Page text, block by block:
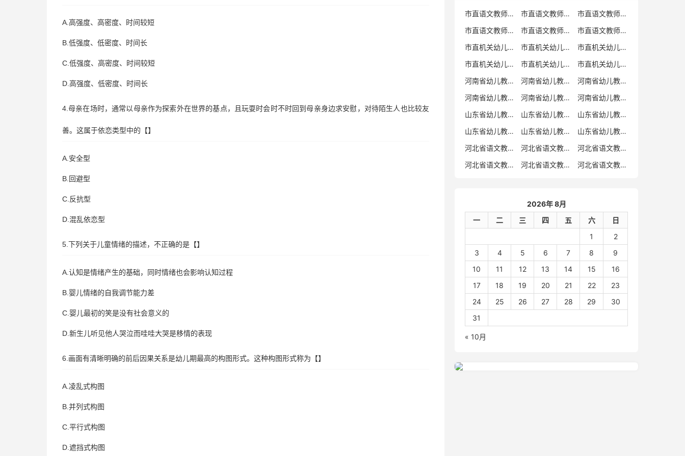
A.高强度、高密度、时间较短
B.低强度、低密度、时间长
C.低强度、高密度、时间较短
D.高强度、低密度、时间长
4.母亲在场时，通常以母亲作为探索外在世界的基点，且玩耍时会时不时回到母亲身边求安慰，对待陌生人也比较友
善。这属于依恋类型中的【】
A.安全型
B.回避型
C.反抗型
D.混乱依恋型
5.下列关于儿童情绪的描述，不正确的是【】
A.认知是情绪产生的基础，同时情绪也会影响认知过程
B.婴儿情绪的自我调节能力差
C.婴儿最初的笑是没有社会意义的
D.新生儿听见他人哭泣而哇哇大哭是移情的表现
6.画面有清晰明确的前后因果关系是幼儿期最高的构图形式。这种构图形式称为【】
A.凌乱式构图
B.并列式构图
C.平行式构图
D.遮挡式构图
市直语文教师招聘 市直语文教师招聘考试真题
市直语文教师招聘考试真题卷
市直语文教师编制考试真题
市直语文教师编制考试真题卷
市直语文教师考试
市直机关幼儿教师招聘
市直机关幼儿教师考试
市直机关幼儿教师招聘考试真题
市直机关幼儿教师招聘考试真题卷
市直机关幼儿教师编制考试真题卷
市直机关幼儿教师编制考试真题
河南省幼儿教师招聘
河南省幼儿教师考试
河南省幼儿教师招聘考试真题
河南省幼儿教师招聘考试真题卷
河南省幼儿教师编制考试真题
河南省幼儿教师编制考试真题卷
山东省幼儿教师招聘
山东省幼儿教师考试
山东省幼儿教师招聘考试真题
山东省幼儿教师招聘考试真题卷
山东省幼儿教师编制考试真题
山东省幼儿教师编制考试真题卷
河北省语文教师招聘
河北省语文教师招聘考试真题
河北省语文教师招聘考试真题卷
河北省语文教师编制考试真题
河北省语文教师编制考试真题卷 河北省语文教师考试
2026年 8月
一
二 三 四 五 六
日
1
2
3
4 5 6 7 8
9
10
11 12 13 14 15
16
17
18 19 20 21 22
23
24
25 26 27 28 29
30
31
« 10月